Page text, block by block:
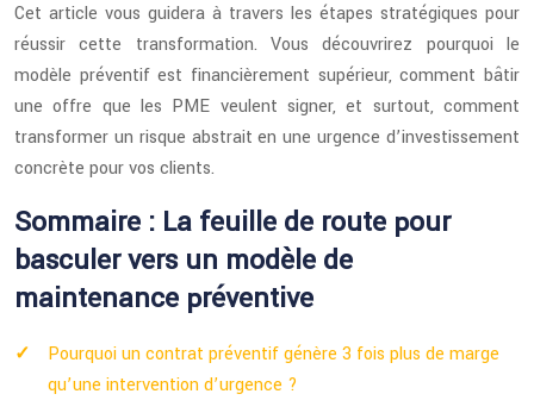
Cet article vous guidera à travers les étapes stratégiques pour
réussir cette transformation. Vous découvrirez pourquoi le
modèle préventif est financièrement supérieur, comment bâtir
une offre que les PME veulent signer, et surtout, comment
transformer un risque abstrait en une urgence d’investissement
concrète pour vos clients.
Sommaire : La feuille de route pour
basculer vers un modèle de
maintenance préventive
Pourquoi un contrat préventif génère 3 fois plus de marge
qu’une intervention d’urgence ?